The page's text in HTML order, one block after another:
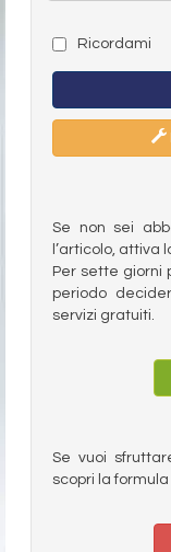
Ricordami
Se non sei
l’articolo, attiva
Per sette giorni
periodo
servizi gratuiti.
Se vuoi
scopri la